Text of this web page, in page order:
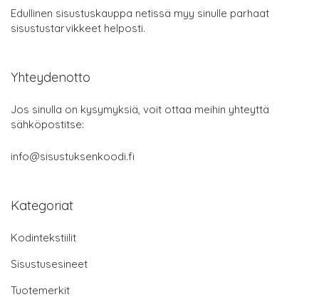
Edullinen sisustuskauppa netissä myy sinulle parhaat
sisustustarvikkeet helposti.
Yhteydenotto
Jos sinulla on kysymyksiä, voit ottaa meihin yhteyttä
sähköpostitse:
info@sisustuksenkoodi.fi
Kategoriat
Kodintekstiilit
Sisustusesineet
Tuotemerkit